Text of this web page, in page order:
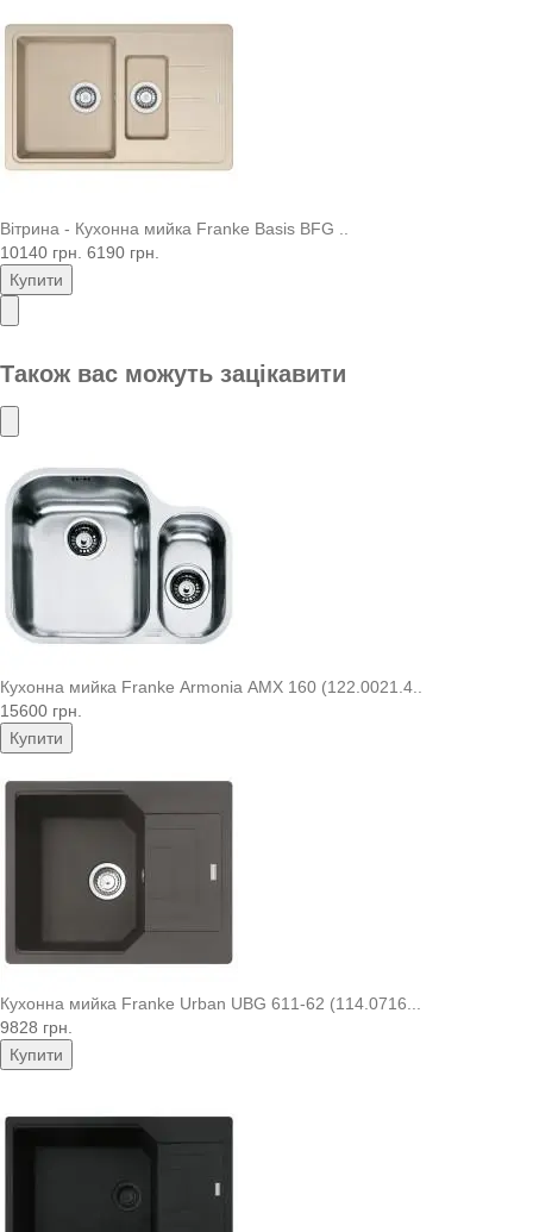
Вітрина - Кухонна мийка Franke Basis BFG ..
10140 грн. 6190 грн.
Купити
Також вас можуть зацікавити
Кухонна мийка Franke Armonia AMX 160 (122.0021.4..
15600 грн.
Купити
Кухонна мийка Franke Urban UBG 611-62 (114.0716...
9828 грн.
Купити